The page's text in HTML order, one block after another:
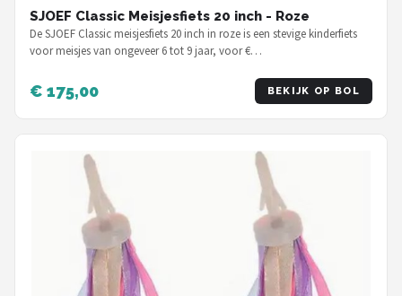
SJOEF Classic Meisjesfiets 20 inch - Roze
De SJOEF Classic meisjesfiets 20 inch in roze is een stevige kinderfiets
voor meisjes van ongeveer 6 tot 9 jaar, voor €…
€ 175,00 BEKIJK OP BOL